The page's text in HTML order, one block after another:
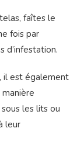
faîtes le
fois par
d’infestation.
il est également
les lits ou
leur